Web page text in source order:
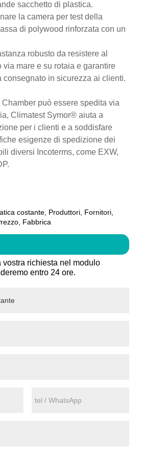
sacchetto di plastica.
la camera per test della
di polywood rinforzata con un
robusto da resistere al
via mare e su rotaia e garantire
consegnato in sicurezza ai clienti.
può essere spedita via
Climatest Symor® aiuta a
per i clienti e a soddisfare
esigenze di spedizione dei
diversi Incoterms, come EXW,
costante, Produttori, Fornitori,
Fabbrica
vostra richiesta nel modulo
entro 24 ore.